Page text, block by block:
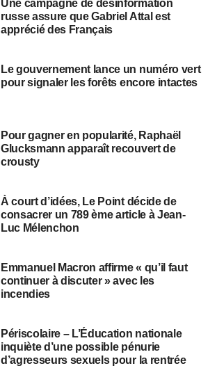
Une campagne de désinformation
russe assure que Gabriel Attal est
apprécié des Français
Le gouvernement lance un numéro vert
pour signaler les forêts encore intactes
Pour gagner en popularité, Raphaël
Glucksmann apparaît recouvert de
crousty
À court d’idées, Le Point décide de
consacrer un 789 ème article à Jean-
Luc Mélenchon
Emmanuel Macron affirme « qu’il faut
continuer à discuter » avec les
incendies
Périscolaire – L’Éducation nationale
inquiète d’une possible pénurie
d’agresseurs sexuels pour la rentrée